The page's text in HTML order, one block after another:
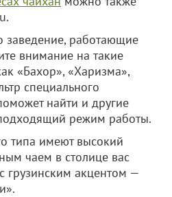
заведение, работающие
внимание на такие
«Бахор», «Харизма»,
специального
найти и другие
режим работы.
типа имеют высокий
чаем в столице вас
грузинским акцентом —